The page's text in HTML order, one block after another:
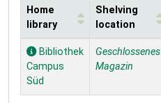
Holdings
Home
library
Shelving
location
Bibliothek
Campus
Süd
Geschlossenes
Magazin